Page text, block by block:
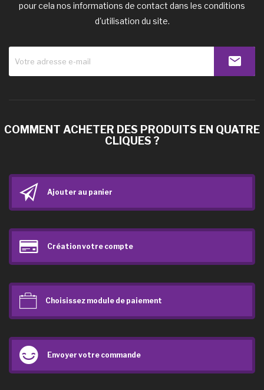
pour cela nos informations de contact dans les conditions
d'utilisation du site.
COMMENT ACHETER DES PRODUITS EN QUATRE
CLIQUES ?
Ajouter au panier
Création votre compte
Choisissez module de paiement
Envoyer votre commande